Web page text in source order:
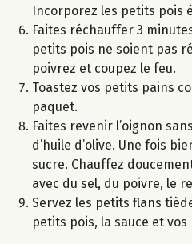
Incorporez les petits pois
Faites réchauffer 3
petits pois ne soient pas
poivrez et coupez le feu.
Toastez vos petits pains
paquet.
Faites revenir l’oignon
d’huile d’olive. Une fois
sucre. Chauffez
avec du sel, du poivre, le
Servez les petits flans
petits pois, la sauce et